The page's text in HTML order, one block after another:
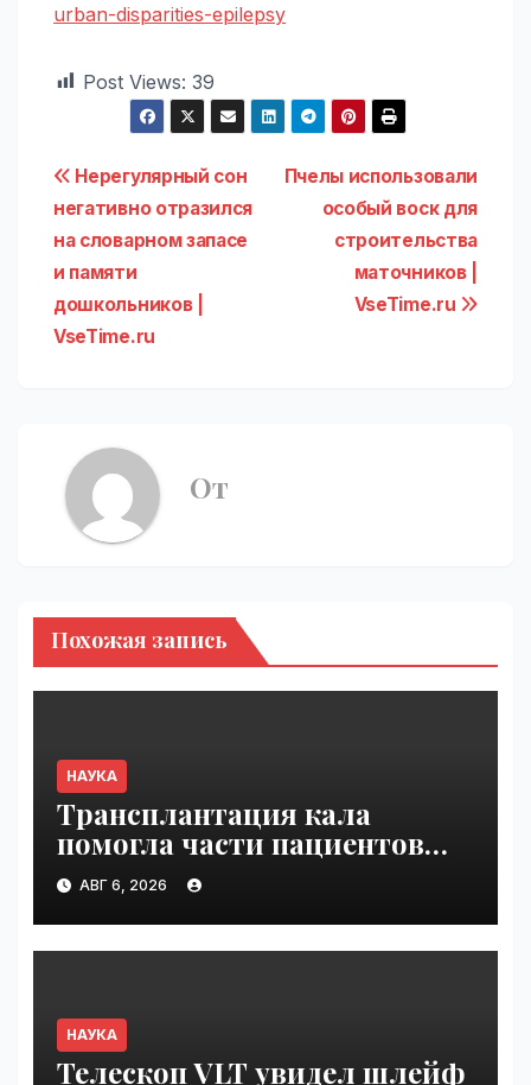
urban-disparities-epilepsy
Post Views: 39
Навигация
по
записям
Пчелы использовали
особый воск для
строительства
маточников |
VseTime.ru
Нерегулярный сон
негативно отразился
на словарном запасе
и памяти
дошкольников |
VseTime.ru
От
Похожая запись
НАУКА
Трансплантация кала
помогла части пациентов
с пищевой аллергией |
VseTime.ru
АВГ 6, 2026
НАУКА
Телескоп VLT увидел шлейф